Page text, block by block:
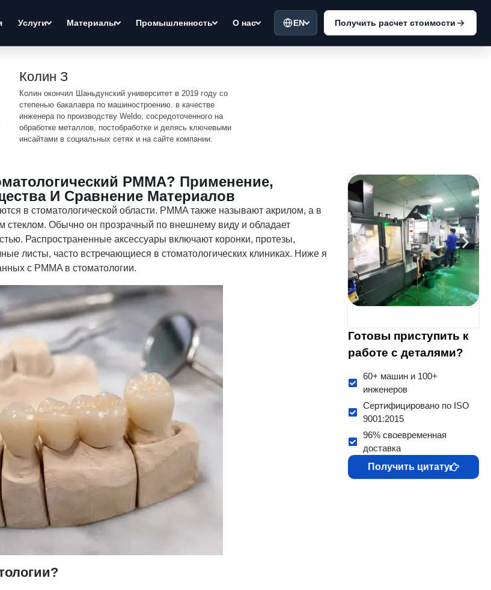
Услуги Материалы Промышленность О нас EN Получить расчет стоимости
Колин З
Колин окончил Шаньдунский университет в 2019 году со
степенью бакалавра по машиностроению. в качестве
инженера по производству Weldo, сосредоточенного на
обработке металлов, постобработке и делясь ключевыми
инсайтами в социальных сетях и на сайте компании.
PMMA? Применение,
И Сравнение Материалов
в стоматологической области. PMMA также называют акрилом, а в
стеклом. Обычно он прозрачный по внешнему виду и обладает
Распространенные аксессуары включают коронки, протезы,
листы, часто встречающиеся в стоматологических клиниках. Ниже я
с PMMA в стоматологии.
Готовы приступить к
работе с деталями?
60+ машин и 100+
инженеров
Сертифицировано по ISO
9001:2015
96% своевременная
доставка
Получить цитату